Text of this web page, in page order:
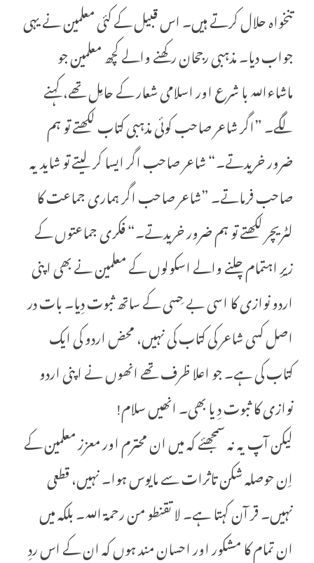
تنخواہ حلال کرتے ہیں۔ اس قبیل کے کئی معلمین نے یہی
جواب دیا۔ مذہبی رجحان رکھنے والے کچھ معلمین جو
ماشاءاللہ با شرع اور اسلامی شعار کے حامِل تھے، کہنے
لگے۔ ”اگر شاعر صاحب کوئی مذہبی کتاب لکھتے تو ہم
ضرور خریدتے۔“ شاعر صاحب اگر ایسا کر لیتے تو شاید یہ
صاحب فرماتے۔ ”شاعر صاحب اگر ہماری جماعت کا
لٹریچر لکھتے تو ہم ضرور خریدتے۔“ فکری جماعتوں کے
زیرِ اہتمام چلنے والے اسکولوں کے معلمین نے بھی اپنی
اردو نوازی کا اسی بے حِسی کے ساتھ ثبوت دِیا۔ بات در
اصل کسی شاعر کی کتاب کی نہیں، محض اردو کی ایک
کتاب کی ہے۔ جو اعلا ظرف تھے انھوں نے اپنی اردو
نوازی کا ثبوت دِ یا بھی۔ انھیں سلام!
لیکن آپ یہ نہ سمجھئے کہ میں ان محترم اور معزز معلمین کے
اِن حوصلہ شکن تاثرات سے مایوس ہوا۔ نہیں، قطعی
نہیں۔ قر آن کہتا ہے۔ لا تقنطو من رحمۃ اللہ۔ بلکہ میں
ان تمام کا مشکور اور احسان مند ہوں کہ ان کے اس ردِ